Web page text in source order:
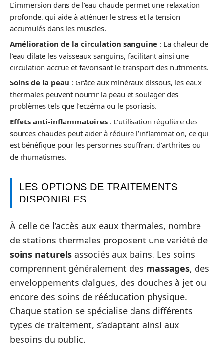
L’immersion dans de l’eau chaude permet une relaxation
profonde, qui aide à atténuer le stress et la tension
accumulés dans les muscles.
Amélioration de la circulation sanguine : La chaleur de
l’eau dilate les vaisseaux sanguins, facilitant ainsi une
circulation accrue et favorisant le transport des nutriments.
Soins de la peau : Grâce aux minéraux dissous, les eaux
thermales peuvent nourrir la peau et soulager des
problèmes tels que l’eczéma ou le psoriasis.
Effets anti-inflammatoires : L’utilisation régulière des
sources chaudes peut aider à réduire l’inflammation, ce qui
est bénéfique pour les personnes souffrant d’arthrites ou
de rhumatismes.
LES OPTIONS DE TRAITEMENTS
DISPONIBLES
À celle de l’accès aux eaux thermales, nombre
de stations thermales proposent une variété de
soins naturels associés aux bains. Les soins
comprennent généralement des massages, des
enveloppements d’algues, des douches à jet ou
encore des soins de rééducation physique.
Chaque station se spécialise dans différents
types de traitement, s’adaptant ainsi aux
besoins du public.